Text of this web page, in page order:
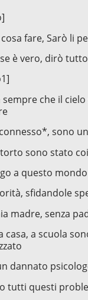
fare, Sarò li
è vero, dirò
che il
sono
sono stato
a questo mondo
sfidandole
madre, senza
a scuola
dannato
tutti questi